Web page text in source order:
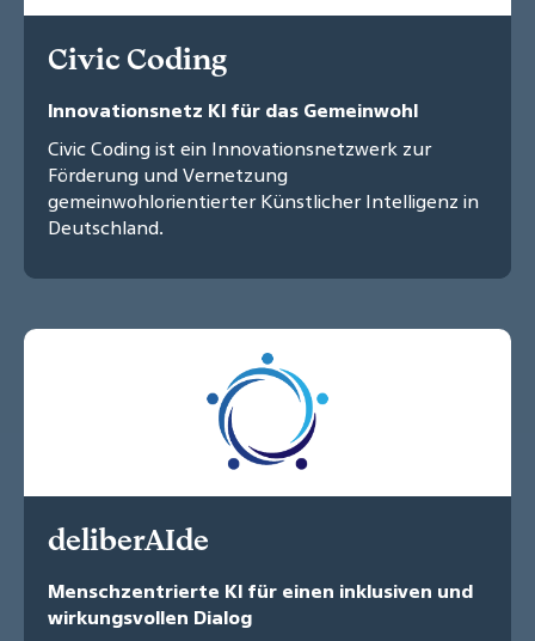
Civic Coding
Innovationsnetz KI für das Gemeinwohl
Civic Coding ist ein Innovationsnetzwerk zur
Förderung und Vernetzung
gemeinwohlorientierter Künstlicher Intelligenz in
Deutschland.
deliberAIde
Menschzentrierte KI für einen inklusiven und
wirkungsvollen Dialog